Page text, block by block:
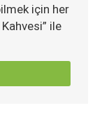
için her
ile